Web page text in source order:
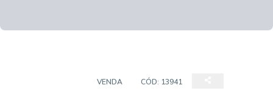
VENDA CÓD: 13941